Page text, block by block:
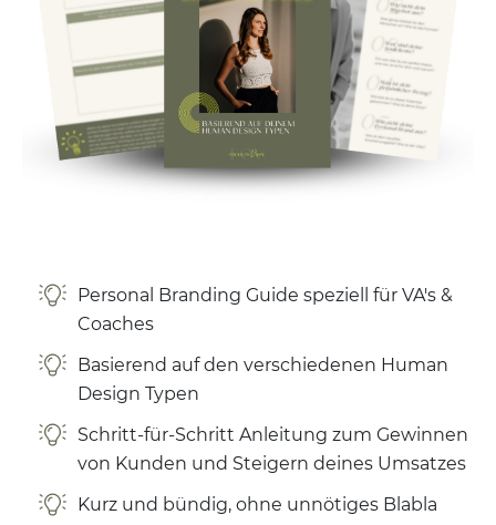
Personal Branding Guide speziell für VA's &
Coaches
Basierend auf den verschiedenen Human
Design Typen
Schritt-für-Schritt Anleitung zum Gewinnen
von Kunden und Steigern deines Umsatzes
Kurz und bündig, ohne unnötiges Blabla